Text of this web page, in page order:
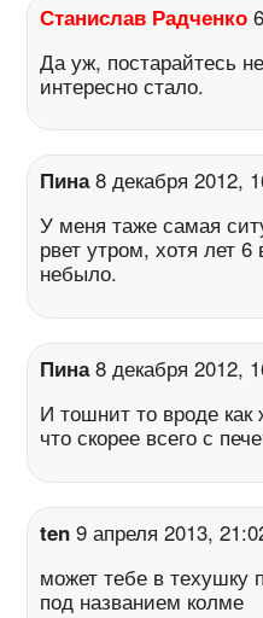
Станислав Радченко
Да уж, постарайтесь
интересно стало.
Пина8 декабря 2012,
У меня таже самая
рвет утром, хотя лет
небыло.
Пина8 декабря 2012,
И тошнит то вроде
что скорее всего с
ten 9 апреля 2013,
может тебе в техушку
под названием колме